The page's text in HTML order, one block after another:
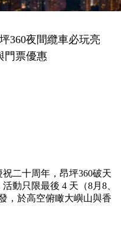
360夜間纜車必玩亮
門票優惠
二十周年，昂坪360破天
動只限最後 4 天（8月8、
，於高空俯瞰大嶼山與香